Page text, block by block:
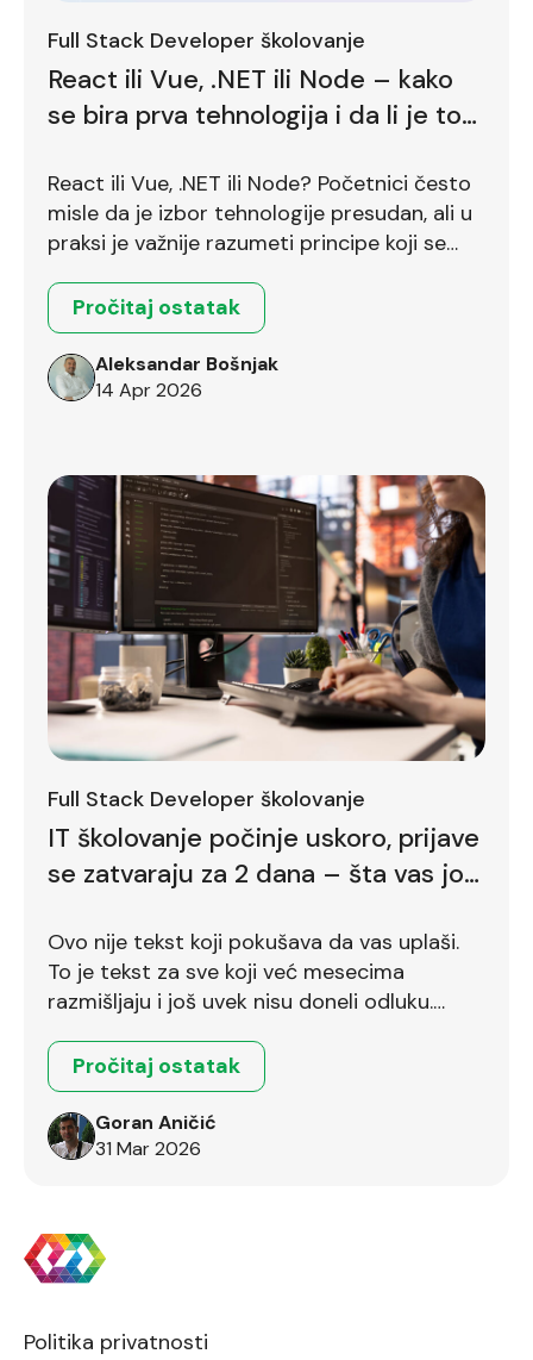
Full Stack Developer školovanje
React ili Vue, .NET ili Node – kako
se bira prva tehnologija i da li je to
React ili Vue, .NET ili Node? Početnici često
misle da je izbor tehnologije presudan, ali u
praksi je važnije razumeti principe koji se
Pročitaj ostatak
Aleksandar Bošnjak
14 Apr 2026
Full Stack Developer školovanje
IT školovanje počinje uskoro, prijave
se zatvaraju za 2 dana – šta vas još
Ovo nije tekst koji pokušava da vas uplaši.
To je tekst za sve koji već mesecima
razmišljaju i još uvek nisu doneli odluku.
Pročitaj ostatak
Goran Aničić
31 Mar 2026
Politika privatnosti